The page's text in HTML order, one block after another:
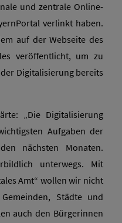
und zentrale Online-
verlinkt haben.
auf der Webseite des
veröffentlicht, um zu
Digitalisierung bereits
„Die Digitalisierung
Aufgaben der
nächsten Monaten.
unterwegs. Mit
Amt“ wollen wir nicht
Städte und
auch den Bürgerinnen